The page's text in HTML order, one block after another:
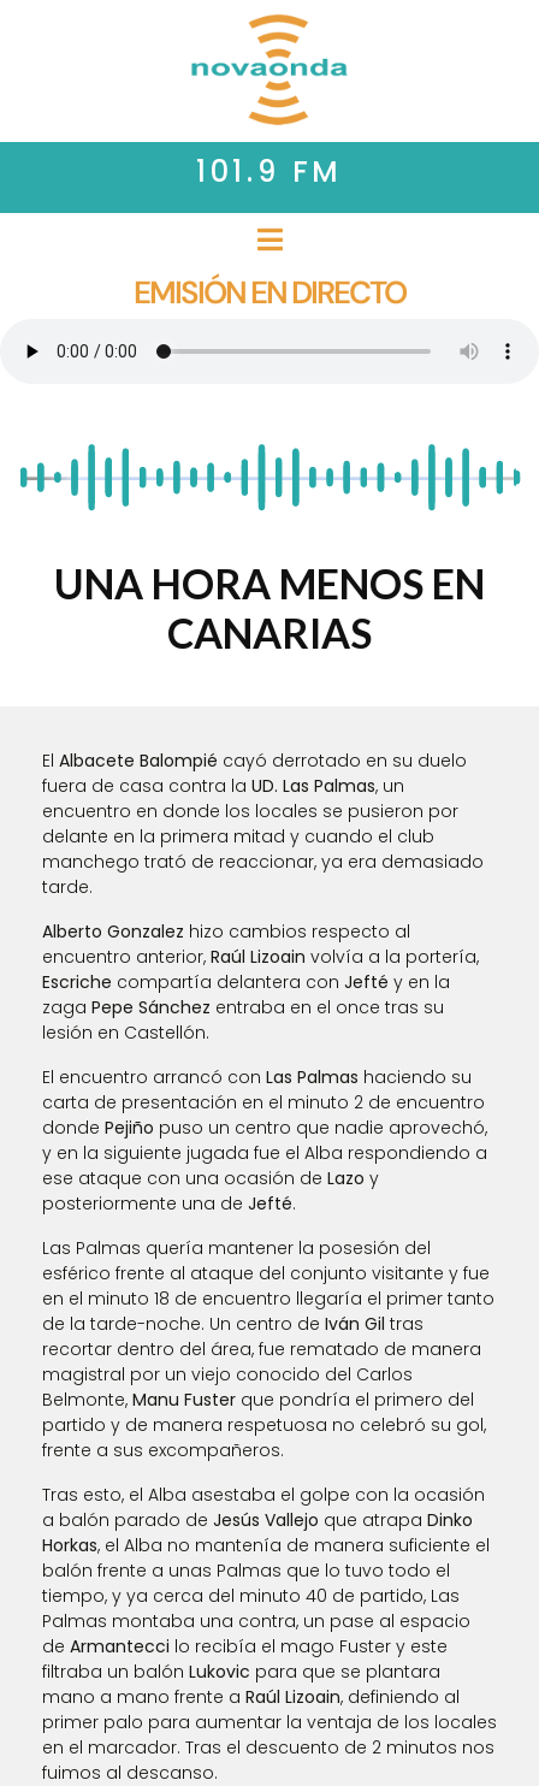
101.9 FM
EMISIÓN EN DIRECTO
UNA HORA MENOS EN
CANARIAS
El Albacete Balompié cayó derrotado en su duelo
fuera de casa contra la UD. Las Palmas, un
encuentro en donde los locales se pusieron por
delante en la primera mitad y cuando el club
manchego trató de reaccionar, ya era demasiado
tarde.
Alberto Gonzalez hizo cambios respecto al
encuentro anterior, Raúl Lizoain volvía a la portería,
Escriche compartía delantera con Jefté y en la
zaga Pepe Sánchez entraba en el once tras su
lesión en Castellón.
El encuentro arrancó con Las Palmas haciendo su
carta de presentación en el minuto 2 de encuentro
donde Pejiño puso un centro que nadie aprovechó,
y en la siguiente jugada fue el Alba respondiendo a
ese ataque con una ocasión de Lazo y
posteriormente una de Jefté.
Las Palmas quería mantener la posesión del
esférico frente al ataque del conjunto visitante y fue
en el minuto 18 de encuentro llegaría el primer tanto
de la tarde-noche. Un centro de Iván Gil tras
recortar dentro del área, fue rematado de manera
magistral por un viejo conocido del Carlos
Belmonte, Manu Fuster que pondría el primero del
partido y de manera respetuosa no celebró su gol,
frente a sus excompañeros.
Tras esto, el Alba asestaba el golpe con la ocasión
a balón parado de Jesús Vallejo que atrapa Dinko
Horkas, el Alba no mantenía de manera suficiente el
balón frente a unas Palmas que lo tuvo todo el
tiempo, y ya cerca del minuto 40 de partido, Las
Palmas montaba una contra, un pase al espacio
de Armantecci lo recibía el mago Fuster y este
filtraba un balón Lukovic para que se plantara
mano a mano frente a Raúl Lizoain, definiendo al
primer palo para aumentar la ventaja de los locales
en el marcador. Tras el descuento de 2 minutos nos
fuimos al descanso.